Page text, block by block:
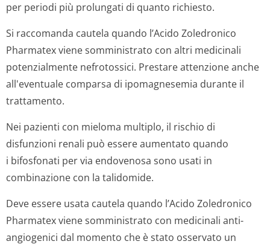
per periodi più prolungati di quanto richiesto.
Si raccomanda cautela quando l’Acido Zoledronico
Pharmatex viene somministrato con altri medicinali
potenzialmente nefrotossici. Prestare attenzione anche
all'eventuale comparsa di ipomagnesemia durante il
trattamento.
Nei pazienti con mieloma multiplo, il rischio di
disfunzioni renali può essere aumentato quando
i bifosfonati per via endovenosa sono usati in
combinazione con la talidomide.
Deve essere usata cautela quando l’Acido Zoledronico
Pharmatex viene somministrato con medicinali anti-
angiogenici dal momento che è stato osservato un